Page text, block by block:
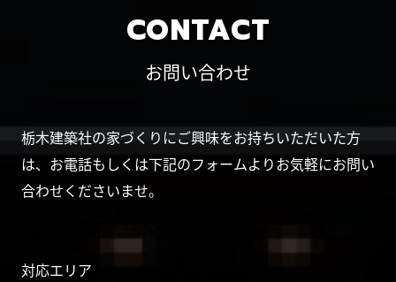
CONTACT
お問い合わせ
栃木建築社の家づくりにご興味をお持ちいただいた方
は、お電話もしくは下記のフォームよりお気軽にお問い
合わせくださいませ。
対応エリア